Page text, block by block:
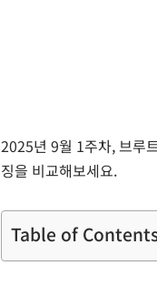
2025년 9월 1주차, 브루
징을 비교해보세요.
Table of